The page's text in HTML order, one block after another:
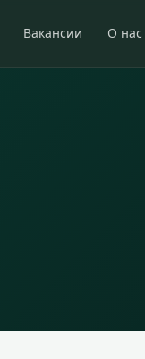
Вакансии О нас